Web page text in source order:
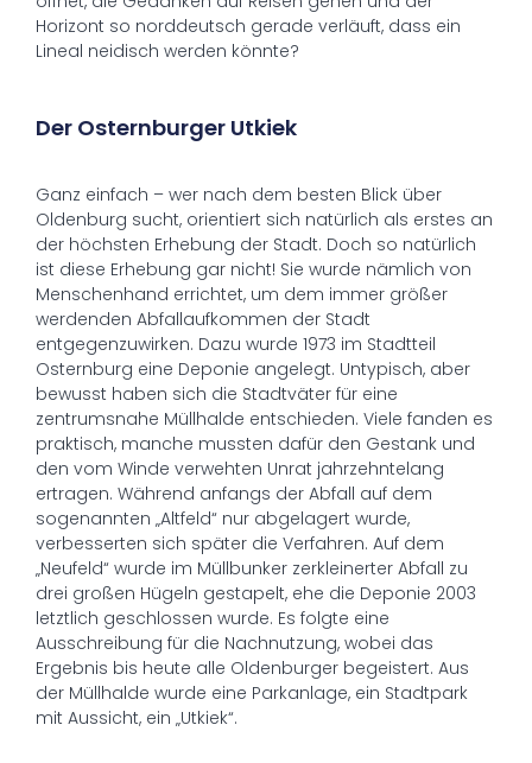
Horizont so norddeutsch gerade verläuft, dass ein
Lineal neidisch werden könnte?
Der Osternburger Utkiek
Ganz einfach – wer nach dem besten Blick über
Oldenburg sucht, orientiert sich natürlich als erstes an
der höchsten Erhebung der Stadt. Doch so natürlich
ist diese Erhebung gar nicht! Sie wurde nämlich von
Menschenhand errichtet, um dem immer größer
werdenden Abfallaufkommen der Stadt
entgegenzuwirken. Dazu wurde 1973 im Stadtteil
Osternburg eine Deponie angelegt. Untypisch, aber
bewusst haben sich die Stadtväter für eine
zentrumsnahe Müllhalde entschieden. Viele fanden es
praktisch, manche mussten dafür den Gestank und
den vom Winde verwehten Unrat jahrzehntelang
ertragen. Während anfangs der Abfall auf dem
sogenannten „Altfeld“ nur abgelagert wurde,
verbesserten sich später die Verfahren. Auf dem
„Neufeld“ wurde im Müllbunker zerkleinerter Abfall zu
drei großen Hügeln gestapelt, ehe die Deponie 2003
letztlich geschlossen wurde. Es folgte eine
Ausschreibung für die Nachnutzung, wobei das
Ergebnis bis heute alle Oldenburger begeistert. Aus
der Müllhalde wurde eine Parkanlage, ein Stadtpark
mit Aussicht, ein „Utkiek“.